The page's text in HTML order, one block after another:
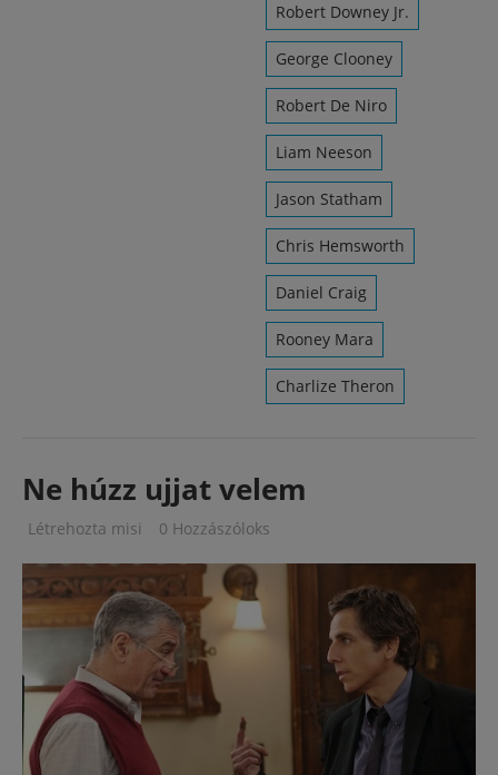
Robert Downey Jr.
George Clooney
Robert De Niro
Liam Neeson
Jason Statham
Chris Hemsworth
Daniel Craig
Rooney Mara
Charlize Theron
Ne húzz ujjat velem
Létrehozta misi 0 Hozzászóloks